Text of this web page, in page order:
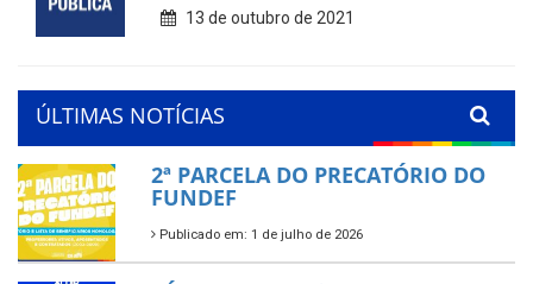
13 de outubro de 2021
ÚLTIMAS NOTÍCIAS
2ª PARCELA DO PRECATÓRIO DO
FUNDEF
Publicado em: 1 de julho de 2026